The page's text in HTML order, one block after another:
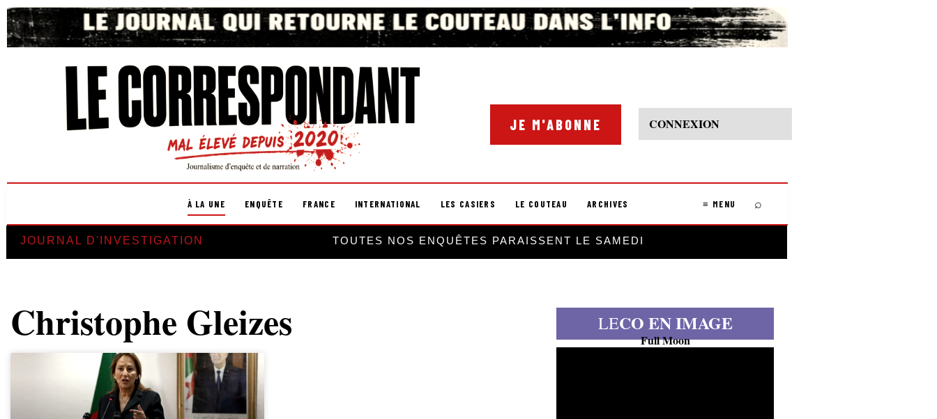
JE M'ABONNE CONNEXION
À LA UNE ENQUÊTE FRANCE INTERNATIONAL LES CASIERS LE COUTEAU ARCHIVES ≡ MENU ⌕
JOURNAL D'INVESTIGATION TOUTES NOS ENQUÊTES PARAISSENT LE SAMEDI
Christophe Gleizes LECO EN IMAGE
Full Moon